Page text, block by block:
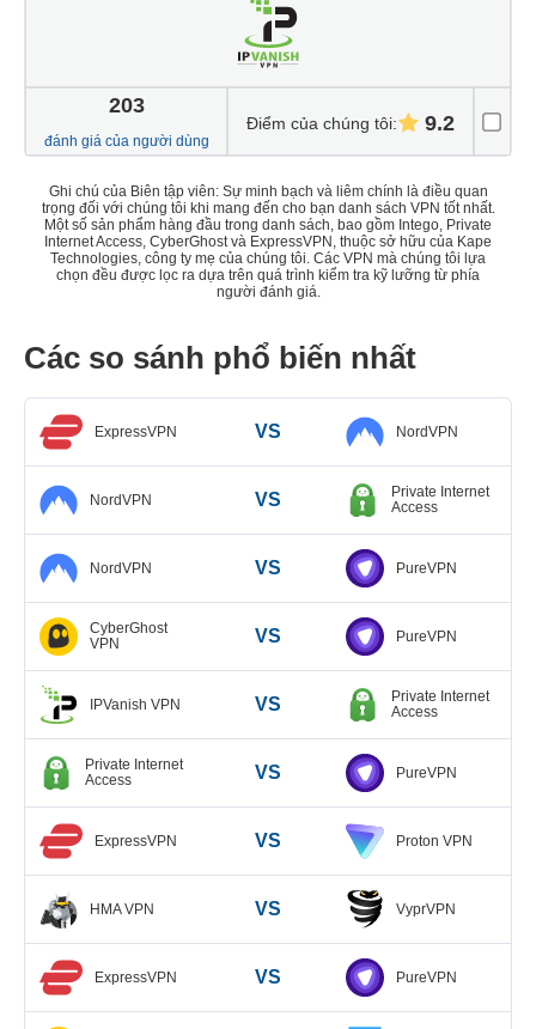
203
đánh giá của người dùng
Điểm của chúng tôi: 9.2
Ghi chú của Biên tập viên: Sự minh bạch và liêm chính là điều quan
trọng đối với chúng tôi khi mang đến cho bạn danh sách VPN tốt nhất.
Một số sản phẩm hàng đầu trong danh sách, bao gồm Intego, Private
Internet Access, CyberGhost và ExpressVPN, thuộc sở hữu của Kape
Technologies, công ty mẹ của chúng tôi. Các VPN mà chúng tôi lựa
chọn đều được lọc ra dựa trên quá trình kiểm tra kỹ lưỡng từ phía
người đánh giá.
Các so sánh phổ biến nhất
ExpressVPN VS NordVPN
NordVPN VS
Private Internet
Access
NordVPN VS PureVPN
CyberGhost
VPN
VS PureVPN
IPVanish VPN VS
Private Internet
Access
Private Internet
Access
VS PureVPN
ExpressVPN VS Proton VPN
HMA VPN VS VyprVPN
ExpressVPN VS PureVPN